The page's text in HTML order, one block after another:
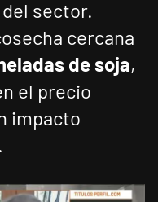
sector.
cercana
de soja,
el precio
impacto